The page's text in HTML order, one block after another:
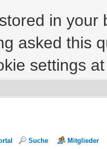
in
asked this
settings
Suche Mitglieder